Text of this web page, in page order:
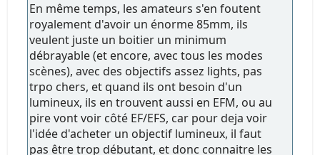
En même temps, les amateurs s'en foutent
royalement d'avoir un énorme 85mm, ils
veulent juste un boitier un minimum
débrayable (et encore, avec tous les modes
scènes), avec des objectifs assez lights, pas
trpo chers, et quand ils ont besoin d'un
lumineux, ils en trouvent aussi en EFM, ou au
pire vont voir côté EF/EFS, car pour deja voir
l'idée d'acheter un objectif lumineux, il faut
pas être trop débutant, et donc connaitre les